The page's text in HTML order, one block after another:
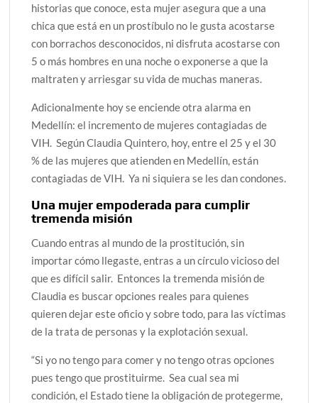
historias que conoce, esta mujer asegura que a una
chica que está en un prostíbulo no le gusta acostarse
con borrachos desconocidos, ni disfruta acostarse con
5 o más hombres en una noche o exponerse a que la
maltraten y arriesgar su vida de muchas maneras.
Adicionalmente hoy se enciende otra alarma en
Medellín: el incremento de mujeres contagiadas de
VIH. Según Claudia Quintero, hoy, entre el 25 y el 30
% de las mujeres que atienden en Medellín, están
contagiadas de VIH. Ya ni siquiera se les dan condones.
Una mujer empoderada para cumplir
tremenda misión
Cuando entras al mundo de la prostitución, sin
importar cómo llegaste, entras a un círculo vicioso del
que es difícil salir. Entonces la tremenda misión de
Claudia es buscar opciones reales para quienes
quieren dejar este oficio y sobre todo, para las víctimas
de la trata de personas y la explotación sexual.
“Si yo no tengo para comer y no tengo otras opciones
pues tengo que prostituirme. Sea cual sea mi
condición, el Estado tiene la obligación de protegerme,